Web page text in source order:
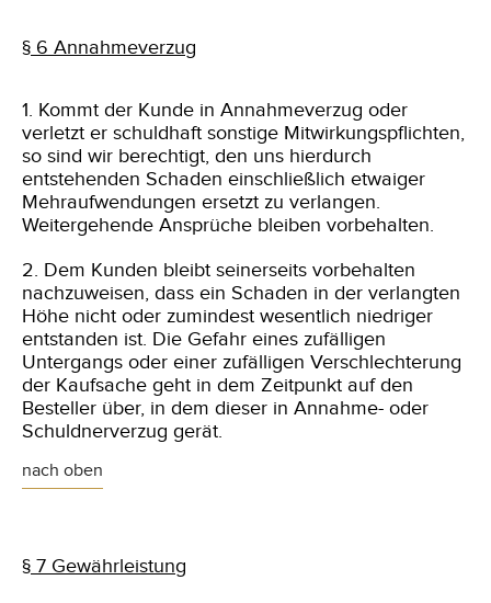
§ 6 Annahmeverzug
1. Kommt der Kunde in Annahmeverzug oder
verletzt er schuldhaft sonstige Mitwirkungspflichten,
so sind wir berechtigt, den uns hierdurch
entstehenden Schaden einschließlich etwaiger
Mehraufwendungen ersetzt zu verlangen.
Weitergehende Ansprüche bleiben vorbehalten.
2. Dem Kunden bleibt seinerseits vorbehalten
nachzuweisen, dass ein Schaden in der verlangten
Höhe nicht oder zumindest wesentlich niedriger
entstanden ist. Die Gefahr eines zufälligen
Untergangs oder einer zufälligen Verschlechterung
der Kaufsache geht in dem Zeitpunkt auf den
Besteller über, in dem dieser in Annahme- oder
Schuldnerverzug gerät.
nach oben
§ 7 Gewährleistung